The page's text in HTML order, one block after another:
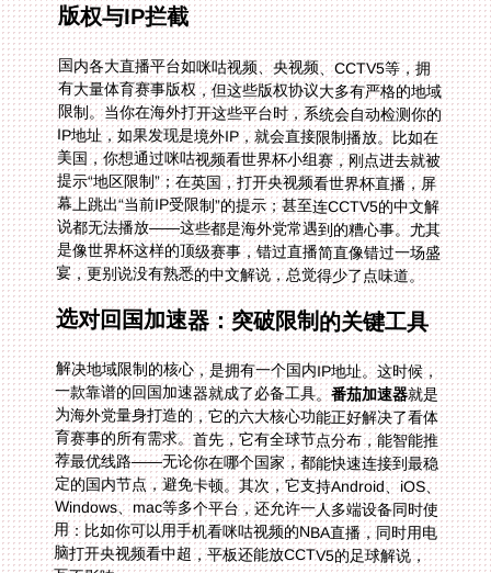
版权与IP拦截
国内各大直播平台如咪咕视频、央视频、CCTV5等，拥
有大量体育赛事版权，但这些版权协议大多有严格的地域
限制。当你在海外打开这些平台时，系统会自动检测你的
IP地址，如果发现是境外IP，就会直接限制播放。比如在
美国，你想通过咪咕视频看世界杯小组赛，刚点进去就被
提示“地区限制”；在英国，打开央视频看世界杯直播，屏
幕上跳出“当前IP受限制”的提示；甚至连CCTV5的中文解
说都无法播放——这些都是海外党常遇到的糟心事。尤其
是像世界杯这样的顶级赛事，错过直播简直像错过一场盛
宴，更别说没有熟悉的中文解说，总觉得少了点味道。
选对回国加速器：突破限制的关键工具
解决地域限制的核心，是拥有一个国内IP地址。这时候，
一款靠谱的回国加速器就成了必备工具。番茄加速器就是
为海外党量身打造的，它的六大核心功能正好解决了看体
育赛事的所有需求。首先，它有全球节点分布，能智能推
荐最优线路——无论你在哪个国家，都能快速连接到最稳
定的国内节点，避免卡顿。其次，它支持Android、iOS、
Windows、mac等多个平台，还允许一人多端设备同时使
用：比如你可以用手机看咪咕视频的NBA直播，同时用电
脑打开央视频看中超，平板还能放CCTV5的足球解说，